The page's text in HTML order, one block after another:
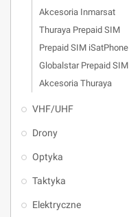
Akcesoria Inmarsat
Thuraya Prepaid SIM
Prepaid SIM iSatPhone
Globalstar Prepaid SIM
Akcesoria Thuraya
VHF/UHF
Drony
Optyka
Taktyka
Elektryczne